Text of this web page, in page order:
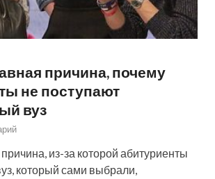
причина, почему
не поступают
вуз
из-за которой абитуриенты
который сами выбрали,